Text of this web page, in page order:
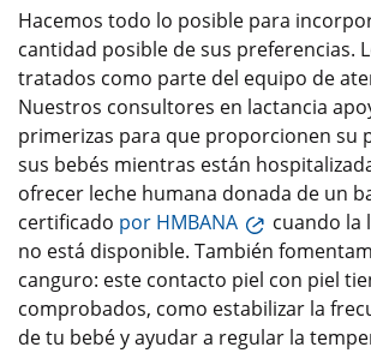
Hacemos todo lo posible para
cantidad posible de sus preferencias.
tratados como parte del equipo de
Nuestros consultores en lactancia
primerizas para que proporcionen su
sus bebés mientras están
ofrecer leche humana donada de un
certificado por HMBANA
cuando la
no está disponible. También
canguro: este contacto piel con piel
comprobados, como estabilizar la
de tu bebé y ayudar a regular la